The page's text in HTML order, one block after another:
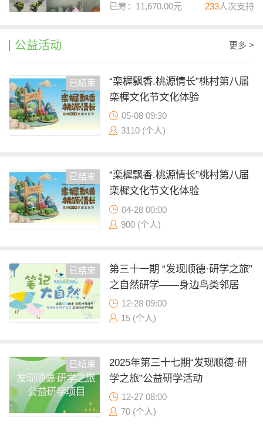
已筹：11,670.00元 233人次支持
公益活动 更多 >
已结束
“栾樨飘香.桃源情长”桃村第八届
栾樨文化节文化体验
05-08 09:30
3110 (个人)
已结束
“栾樨飘香.桃源情长”桃村第八届
栾樨文化节文化体验
04-28 00:00
900 (个人)
已结束
第三十一期 “发现顺德·研学之旅”
之自然研学——身边鸟类邻居
12-28 09:00
15 (个人)
已结束
2025年第三十七期“发现顺德·研
学之旅”公益研学活动
12-27 08:00
70 (个人)